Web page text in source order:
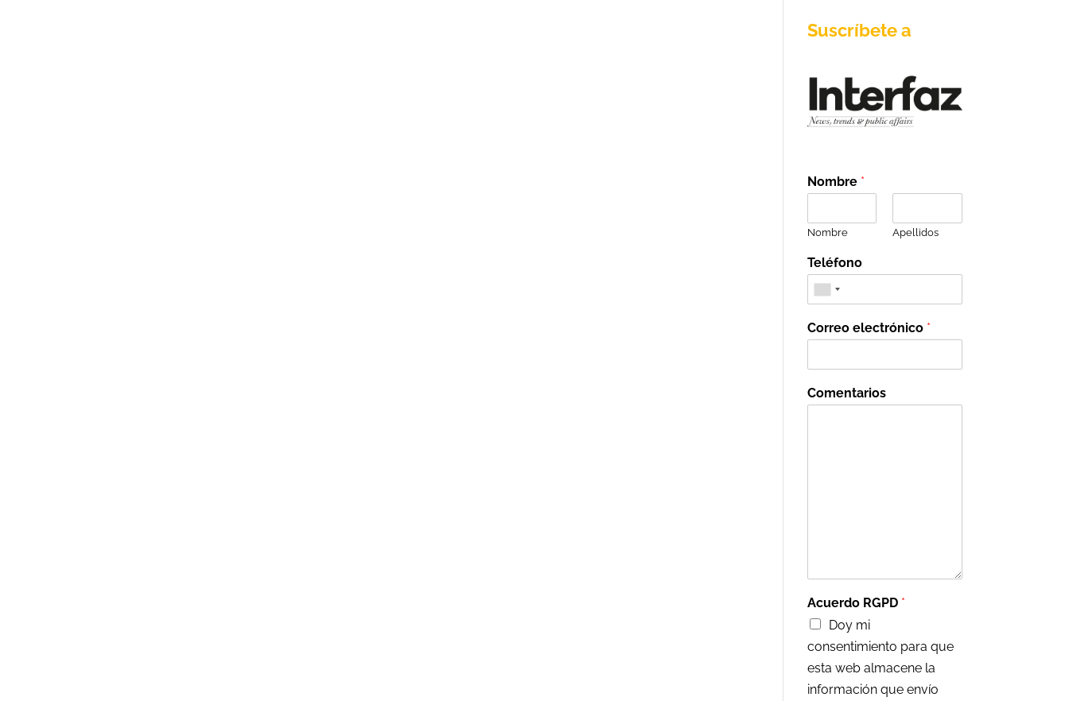
Suscríbete a
Nombre *
Nombre Apellidos
Teléfono
Correo electrónico *
Comentarios
Acuerdo RGPD *
Doy mi
consentimiento para que
esta web almacene la
información que envío